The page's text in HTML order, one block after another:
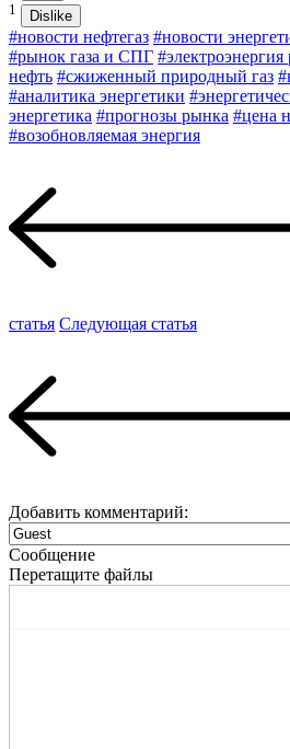
1
Dislike
#новости нефтегаз #новости
#рынок газа и СПГ
нефть #сжиженный природный газ
#аналитика энергетики
энергетика #прогнозы рынка #цена
#возобновляемая энергия
статья Следующая статья
Добавить комментарий:
Сообщение
Перетащите файлы